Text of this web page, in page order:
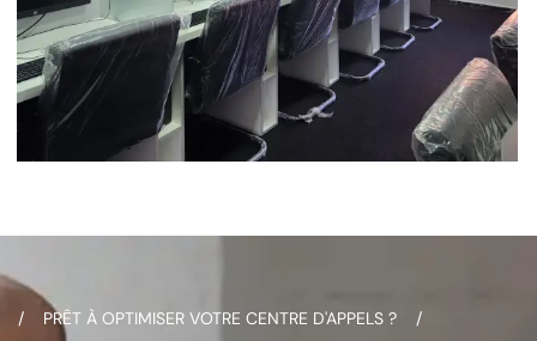
PRÊT À OPTIMISER VOTRE CENTRE D'APPELS ?